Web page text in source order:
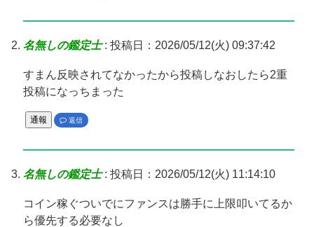
名無しの鑑定士: 投稿日：2026/05/12(火) 09:37:42
すまん反映されてなかったから投稿しなおしたら2重
投稿になっちまった
通報 返信
名無しの鑑定士: 投稿日：2026/05/12(火) 11:14:10
コイン稼ぐついでにファンスは勝手に上限叩いてるか
ら優先する必要なし